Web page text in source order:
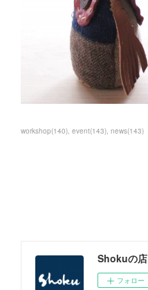
workshop(140) event(143) news(143)
Shokuの店
フォロー